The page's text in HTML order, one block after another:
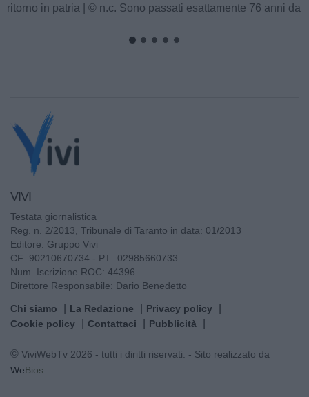
ritorno in patria | © n.c. Sono passati esattamente 76 anni da
VIVI
Testata giornalistica
Reg. n. 2/2013, Tribunale di Taranto in data: 01/2013
Editore: Gruppo Vivi
CF: 90210670734 - P.I.: 02985660733
Num. Iscrizione ROC: 44396
Direttore Responsabile: Dario Benedetto
Chi siamo La Redazione
Privacy policy
Cookie policy
Contattaci Pubblicità
© ViviWebTv 2026 - tutti i diritti riservati. - Sito realizzato da
WeBios